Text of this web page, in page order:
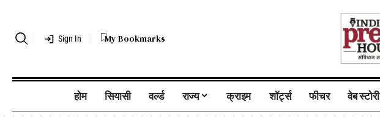
Sign In My Bookmarks
होम सियासी वर्ल्ड राज्य क्राइम शॉर्ट्स फीचर वेब स्टोरी